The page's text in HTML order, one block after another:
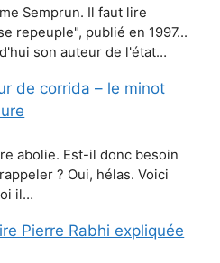
Semprun. Il faut lire
repeuple", publié en 1997...
son auteur de l'état…
de corrida – le minot
abolie. Est-il donc besoin
? Oui, hélas. Voici
il…
Pierre Rabhi expliquée